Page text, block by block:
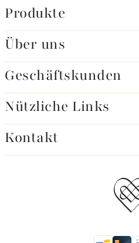
Produkte
Über uns
Geschäftskunden
Nützliche Links
Kontakt